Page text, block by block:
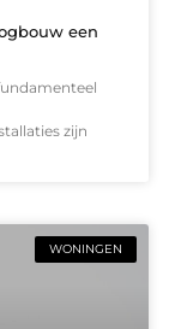
een
zijn
WONINGEN